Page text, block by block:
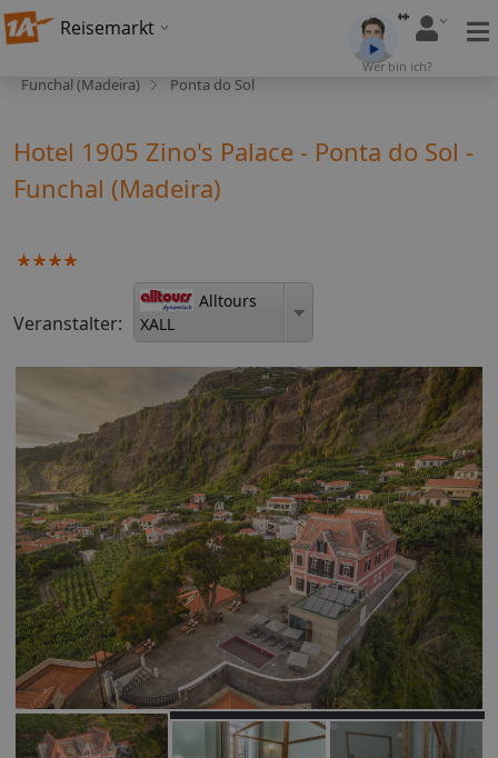
Reisemarkt
Wer bin ich?
Funchal (Madeira) Ponta do Sol
Hotel 1905 Zino's Palace - Ponta do Sol -
Funchal (Madeira)
Veranstalter:
Alltours
XALL